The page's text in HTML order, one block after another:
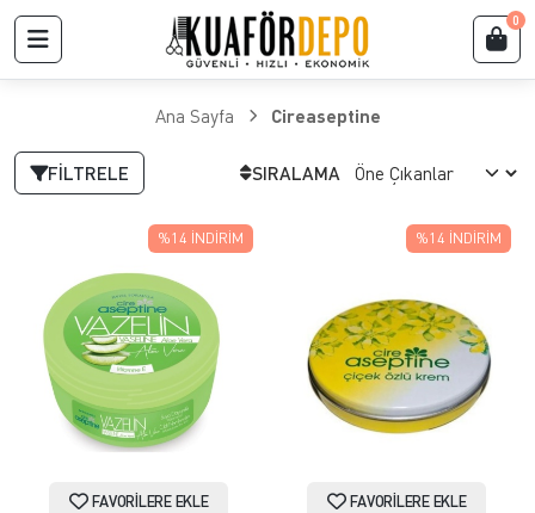
0
Ana Sayfa Cireaseptine
FILTRELE SIRALAMA
FAVORILERE EKLE
%14 İNDIRIM
FAVORILERE EKLE
%14 İNDIRIM